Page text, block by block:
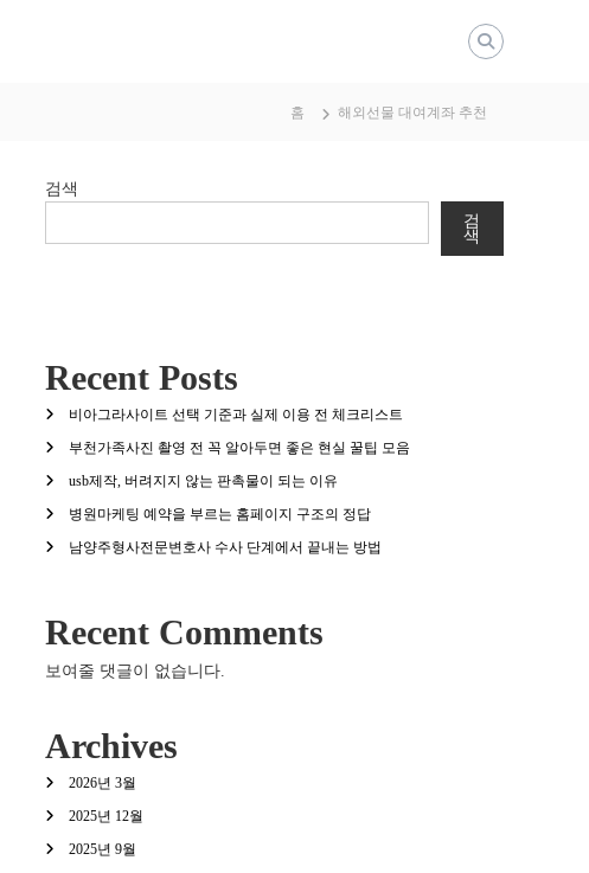
홈 해외선물 대여계좌 추천
검색
검
색
Recent Posts
비아그라사이트 선택 기준과 실제 이용 전 체크리스트
부천가족사진 촬영 전 꼭 알아두면 좋은 현실 꿀팁 모음
usb제작, 버려지지 않는 판촉물이 되는 이유
병원마케팅 예약을 부르는 홈페이지 구조의 정답
남양주형사전문변호사 수사 단계에서 끝내는 방법
Recent Comments
보여줄 댓글이 없습니다.
Archives
2026년 3월
2025년 12월
2025년 9월